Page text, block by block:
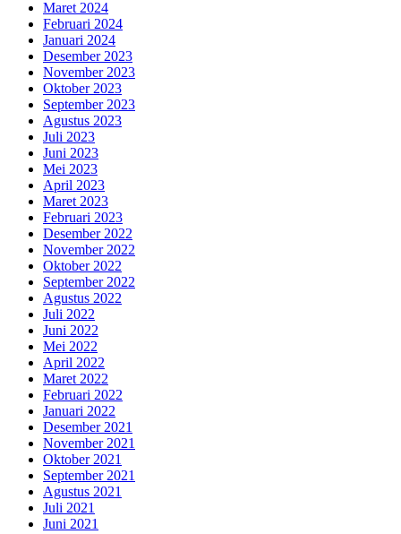
Maret 2024
Februari 2024
Januari 2024
Desember 2023
November 2023
Oktober 2023
September 2023
Agustus 2023
Juli 2023
Juni 2023
Mei 2023
April 2023
Maret 2023
Februari 2023
Desember 2022
November 2022
Oktober 2022
September 2022
Agustus 2022
Juli 2022
Juni 2022
Mei 2022
April 2022
Maret 2022
Februari 2022
Januari 2022
Desember 2021
November 2021
Oktober 2021
September 2021
Agustus 2021
Juli 2021
Juni 2021